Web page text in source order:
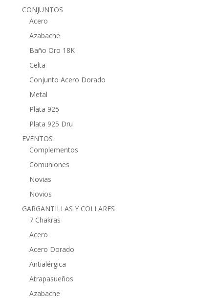
CONJUNTOS
Acero
Azabache
Baño Oro 18K
Celta
Conjunto Acero Dorado
Metal
Plata 925
Plata 925 Dru
EVENTOS
Complementos
Comuniones
Novias
Novios
GARGANTILLAS Y COLLARES
7 Chakras
Acero
Acero Dorado
Antialérgica
Atrapasueños
Azabache